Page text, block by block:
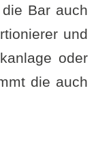
Bar auch
und
oder
die auch